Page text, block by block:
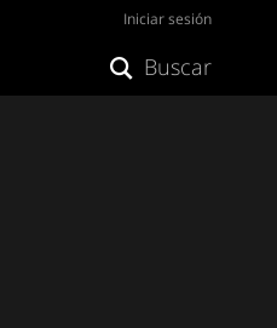
Iniciar sesión
Buscar